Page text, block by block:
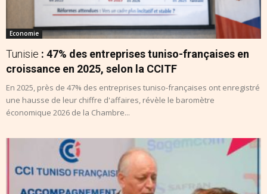
Economie
Tunisie : 47% des entreprises tuniso-françaises en
croissance en 2025, selon la CCITF
En 2025, près de 47% des entreprises tuniso-françaises ont enregistré
une hausse de leur chiffre d'affaires, révèle le baromètre
économique 2026 de la Chambre...